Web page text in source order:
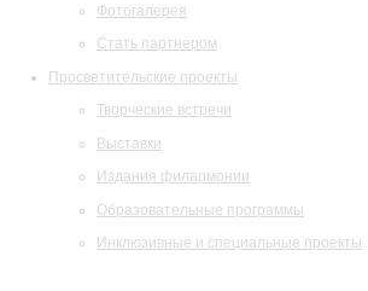
Фотогалерея
Стать партнером
Просветительские проекты
Творческие встречи
Выставки
Издания филармонии
Образовательные программы
Инклюзивные и специальные проекты